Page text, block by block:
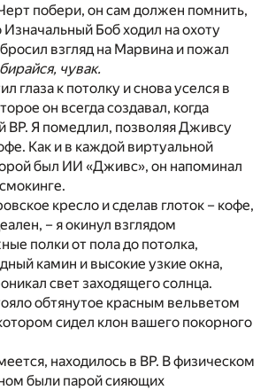
побери, он сам должен помнить,
Боб ходил на охоту
взгляд на Марвина и пожал
чувак.
глаза к потолку и снова уселся в
он всегда создавал, когда
ВР. Я помедлил, позволяя Дживсу
Как и в каждой виртуальной
был ИИ «Дживс», он напоминал
кресло и сделав глоток – кофе,
– я окинул взглядом
полки от пола до потолка,
камин и высокие узкие окна,
свет заходящего солнца.
обтянутое красным вельветом
сидел клон вашего покорного
находилось в ВР. В физическом
были парой сияющих